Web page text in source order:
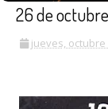
26 de
jueves, octubre